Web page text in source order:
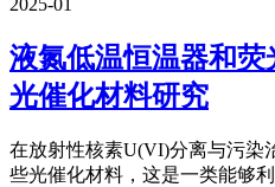
2025-01
液氮低温恒温器和
光催化材料研究
在放射性核素U(VI)分离与污染
些光催化材料，这是一类能够